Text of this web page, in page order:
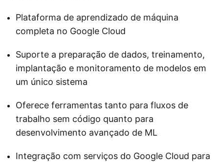
Plataforma de aprendizado de máquina
completa no Google Cloud
Suporte a preparação de dados, treinamento,
implantação e monitoramento de modelos em
um único sistema
Oferece ferramentas tanto para fluxos de
trabalho sem código quanto para
desenvolvimento avançado de ML
Integração com serviços do Google Cloud para